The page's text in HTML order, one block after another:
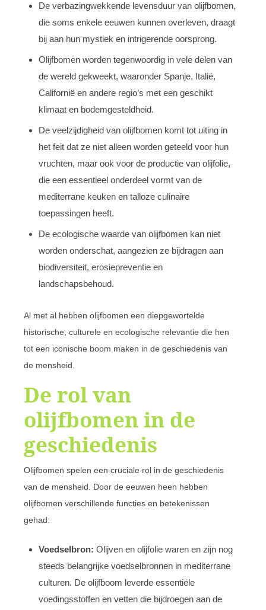
De verbazingwekkende levensduur van olijfbomen,
die soms enkele eeuwen kunnen overleven, draagt
bij aan hun mystiek en intrigerende oorsprong.
Olijfbomen worden tegenwoordig in vele delen van
de wereld gekweekt, waaronder Spanje, Italië,
Californië en andere regio’s met een geschikt
klimaat en bodemgesteldheid.
De veelzijdigheid van olijfbomen komt tot uiting in
het feit dat ze niet alleen worden geteeld voor hun
vruchten, maar ook voor de productie van olijfolie,
die een essentieel onderdeel vormt van de
mediterrane keuken en talloze culinaire
toepassingen heeft.
De ecologische waarde van olijfbomen kan niet
worden onderschat, aangezien ze bijdragen aan
biodiversiteit, erosiepreventie en
landschapsbehoud.
Al met al hebben olijfbomen een diepgewortelde
historische, culturele en ecologische relevantie die hen
tot een iconische boom maken in de geschiedenis van
de mensheid.
De rol van
olijfbomen in de
geschiedenis
Olijfbomen spelen een cruciale rol in de geschiedenis
van de mensheid. Door de eeuwen heen hebben
olijfbomen verschillende functies en betekenissen
gehad:
Voedselbron: Olijven en olijfolie waren en zijn nog
steeds belangrijke voedselbronnen in mediterrane
culturen. De olijfboom leverde essentiële
voedingsstoffen en vetten die bijdroegen aan de